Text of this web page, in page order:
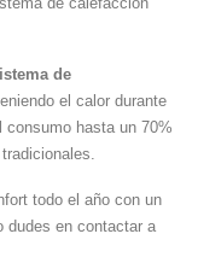
de
el calor durante
consumo hasta un 70%
todo el año con un
dudes en contactar a